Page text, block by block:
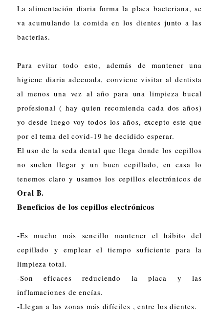
La alimentación diaria forma la placa bacteriana, se
va acumulando la comida en los dientes junto a las
bacterias.
Para evitar todo esto, además de mantener una
higiene diaria adecuada, conviene visitar al dentista
al menos una vez al año para una limpieza bucal
profesional ( hay quien recomienda cada dos años)
yo desde luego voy todos los años, excepto este que
por el tema del covid-19 he decidido esperar.
El uso de la seda dental que llega donde los cepillos
no suelen llegar y un buen cepillado, en casa lo
tenemos claro y usamos los cepillos electrónicos de
Oral B.
Beneficios de los cepillos electrónicos
-Es mucho más sencillo mantener el hábito del
cepillado y emplear el tiempo suficiente para la
limpieza total.
-Son eficaces reduciendo la placa y las
inflamaciones de encías.
-Llegan a las zonas más difíciles , entre los dientes.